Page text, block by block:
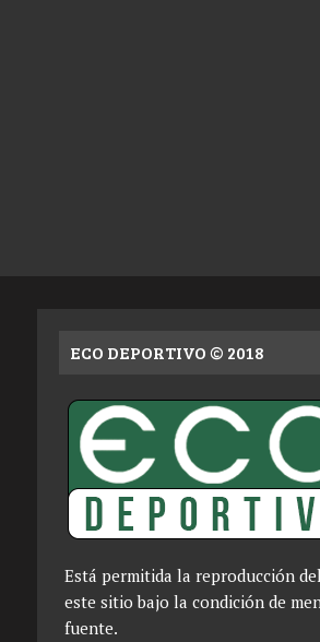
ECO DEPORTIVO © 2018
Está permitida la reproducción
este sitio bajo la condición de
fuente.